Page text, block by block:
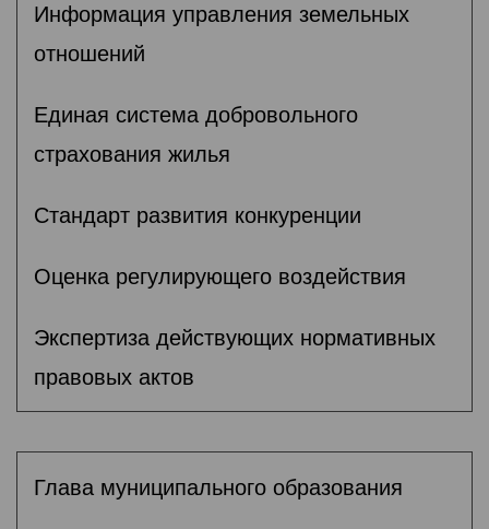
Информация управления земельных
отношений
Единая система добровольного
страхования жилья
Стандарт развития конкуренции
Оценка регулирующего воздействия
Экспертиза действующих нормативных
правовых актов
Глава муниципального образования